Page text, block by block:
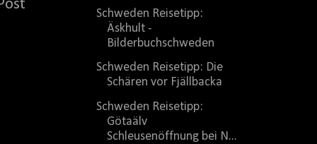
Schweden Reisetipp:
Äskhult -
Bilderbuchschweden
Schweden Reisetipp: Die
Schären vor Fjällbacka
Schweden Reisetipp:
Götaälv
Schleusenöffnung bei N...